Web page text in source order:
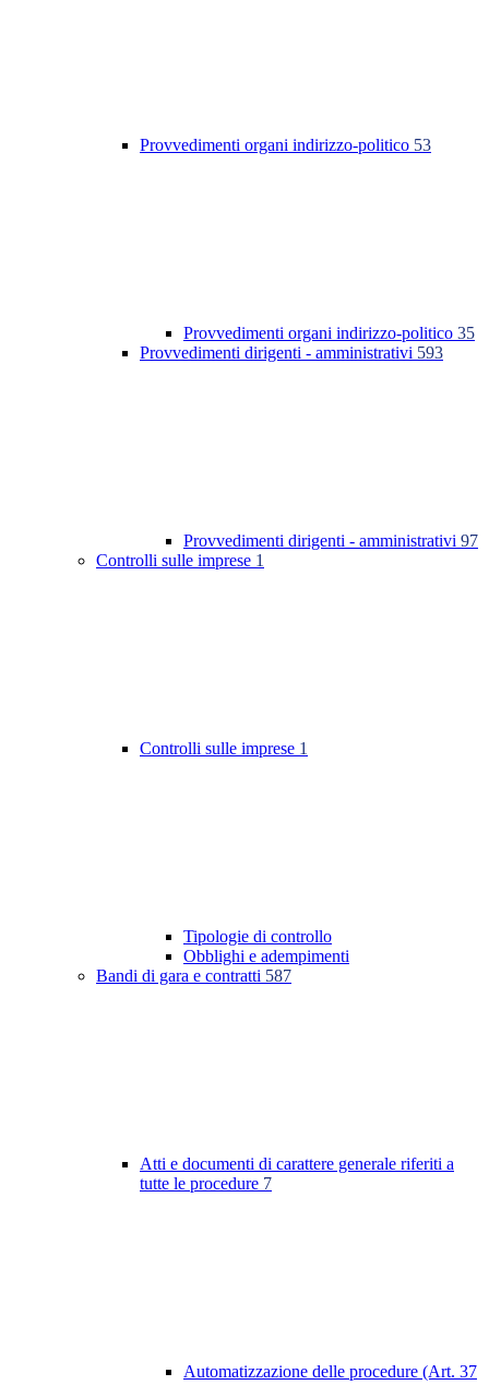
Provvedimenti organi indirizzo-politico 53
Provvedimenti organi indirizzo-politico 35
Provvedimenti dirigenti - amministrativi 593
Provvedimenti dirigenti - amministrativi 97
Controlli sulle imprese 1
Controlli sulle imprese 1
Tipologie di controllo
Obblighi e adempimenti
Bandi di gara e contratti 587
Atti e documenti di carattere generale riferiti a
tutte le procedure 7
Automatizzazione delle procedure (Art. 37